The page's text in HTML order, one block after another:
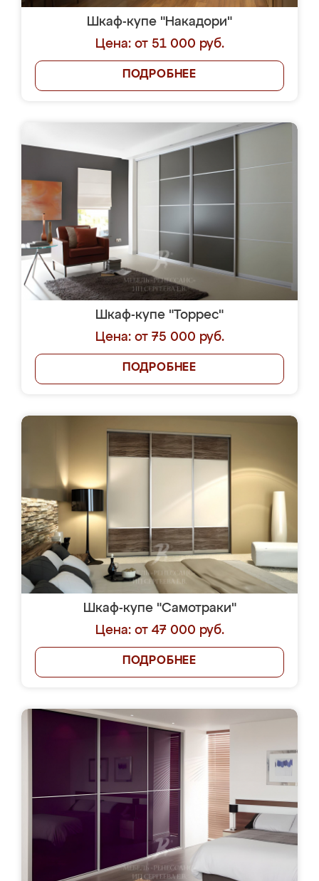
Шкаф-купе "Накадори"
Цена: от 51 000 руб.
ПОДРОБНЕЕ
Шкаф-купе "Торрес"
Цена: от 75 000 руб.
ПОДРОБНЕЕ
Шкаф-купе "Самотраки"
Цена: от 47 000 руб.
ПОДРОБНЕЕ